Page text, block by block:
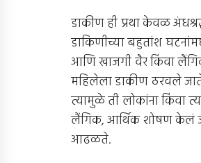
डाकीण ही प्रथा केवळ
डाकिणीच्या बहुतांश
आणि खाजगी वैर किंवा
महिलेला डाकीण ठरवले
त्यामुळे ती लोकांना किंवा
लैंगिक, आर्थिक शोषण केलं
आढळते.